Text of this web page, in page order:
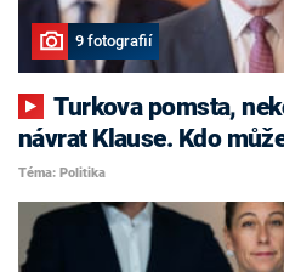
9 fotografií
Turkova pomsta, nekonfliktní Havlíček i
návrat Klause. Kdo
Téma: Politika